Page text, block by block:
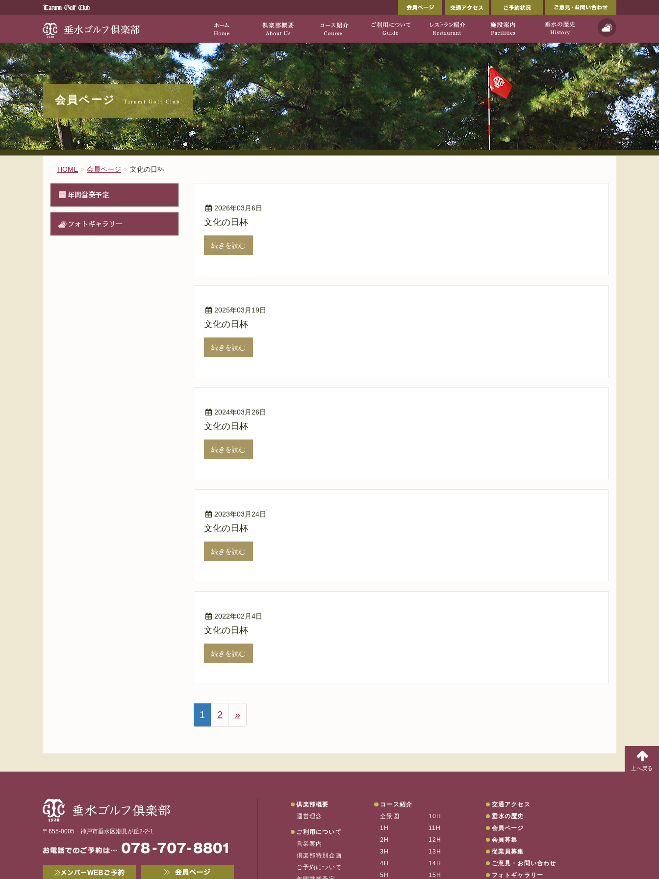
歴史と伝統が醸し出す、自然を生かした上質のコース「垂水ゴルフ倶楽部公式ウェブサイト」
垂水ゴルフ倶楽部[公式サイト]
HOME 倶楽部概要 コース紹介 ご利用について レストラン紹介 施設案内
会員ページ
HOME 会員ページ 文化の日杯
2026年03月6日
文化の日杯
続きを読む
2025年03月19日
文化の日杯
続きを読む
2024年03月26日
文化の日杯
続きを読む
2023年03月24日
文化の日杯
続きを読む
2022年02月4日
文化の日杯
続きを読む
1 2 »
年間営業予定
フォトギャラリー
垂水ゴルフ
〒655-0005 神戸市垂水区潮見が丘2-2-1
お電話でのご予約は…
会員ページ
倶楽部概要
運営理念
ご利用について
営業案内
倶楽部特別企画
ご予約について
コース紹介
全景図
1H
2H
3H
4H
5H
10H
11H
12H
13H
14H
15H
交通アクセス
垂水の歴史
会員ページ
会員募集
従業員募集
ご意見・お問い合わせ
フォトギャラリー